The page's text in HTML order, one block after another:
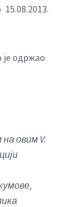
одржао
овим V.